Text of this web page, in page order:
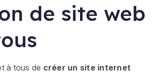
de site web
à tous de créer un site internet